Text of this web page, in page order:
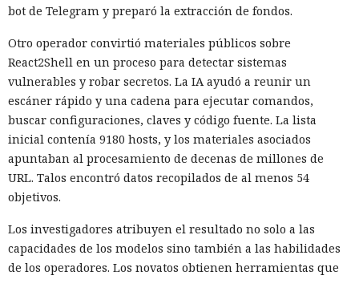
bot de Telegram y preparó la extracción de fondos.
Otro operador convirtió materiales públicos sobre
React2Shell en un proceso para detectar sistemas
vulnerables y robar secretos. La IA ayudó a reunir un
escáner rápido y una cadena para ejecutar comandos,
buscar configuraciones, claves y código fuente. La lista
inicial contenía 9180 hosts, y los materiales asociados
apuntaban al procesamiento de decenas de millones de
URL. Talos encontró datos recopilados de al menos 54
objetivos.
Los investigadores atribuyen el resultado no solo a las
capacidades de los modelos sino también a las habilidades
de los operadores. Los novatos obtienen herramientas que